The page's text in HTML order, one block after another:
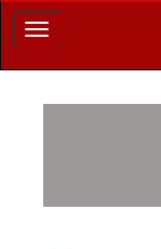
Toggle
navigation